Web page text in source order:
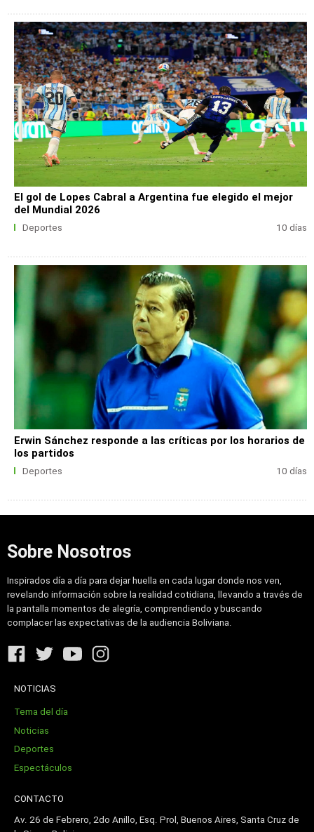
El gol de Lopes Cabral a Argentina fue elegido el mejor
del Mundial 2026
Deportes 10 días
Erwin Sánchez responde a las críticas por los horarios de
los partidos
Deportes 10 días
Sobre Nosotros
Inspirados día a día para dejar huella en cada lugar donde nos ven,
revelando información sobre la realidad cotidiana, llevando a través de
la pantalla momentos de alegría, comprendiendo y buscando
complacer las expectativas de la audiencia Boliviana.
NOTICIAS
Tema del día
Noticias
Deportes
Espectáculos
CONTACTO
Av. 26 de Febrero, 2do Anillo, Esq. Prol, Buenos Aires, Santa Cruz de